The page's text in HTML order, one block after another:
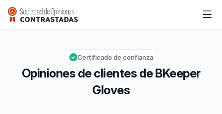
BKeeper Gloves
Calificación global: 9,6 de 10
9,6/10
Opiniones de clientes de BKeeper
Gloves
Certificado de confianza